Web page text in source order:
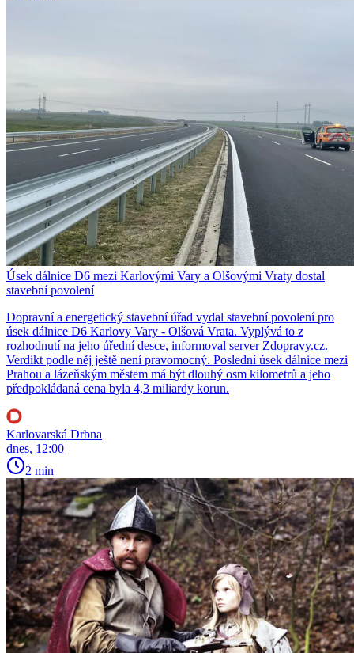
Úsek dálnice D6 mezi Karlovými Vary a Olšovými Vraty dostal
stavební povolení
Dopravní a energetický stavební úřad vydal stavební povolení pro
úsek dálnice D6 Karlovy Vary - Olšová Vrata. Vyplývá to z
rozhodnutí na jeho úřední desce, informoval server Zdopravy.cz.
Verdikt podle něj ještě není pravomocný. Poslední úsek dálnice mezi
Prahou a lázeňským městem má být dlouhý osm kilometrů a jeho
předpokládaná cena byla 4,3 miliardy korun.
Karlovarská Drbna
dnes, 12:00
2 min